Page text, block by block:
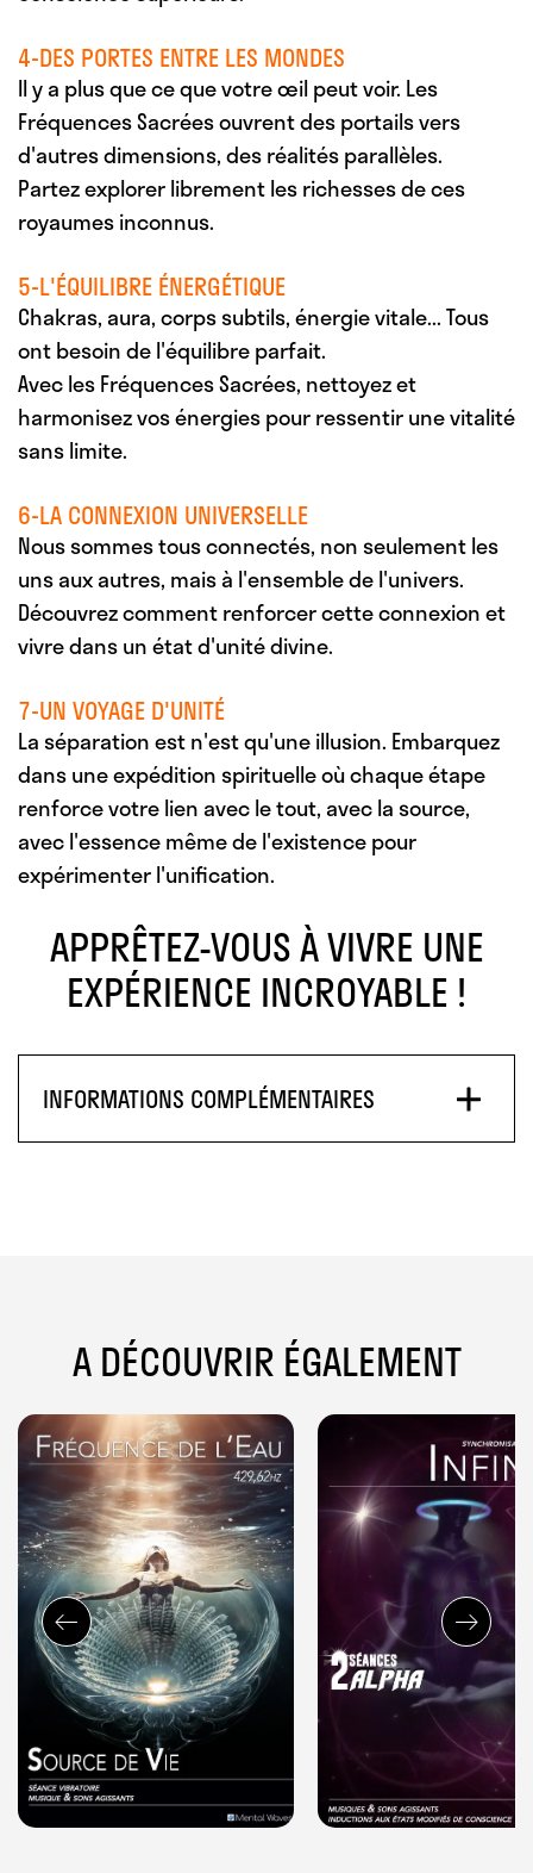
4-DES PORTES ENTRE LES MONDES
Il y a plus que ce que votre œil peut voir. Les
Fréquences Sacrées ouvrent des portails vers
d'autres dimensions, des réalités parallèles.
Partez explorer librement les richesses de ces
royaumes inconnus.
5-L'ÉQUILIBRE ÉNERGÉTIQUE
Chakras, aura, corps subtils, énergie vitale... Tous
ont besoin de l'équilibre parfait.
Avec les Fréquences Sacrées, nettoyez et
harmonisez vos énergies pour ressentir une vitalité
sans limite.
6-LA CONNEXION UNIVERSELLE
Nous sommes tous connectés, non seulement les
uns aux autres, mais à l'ensemble de l'univers.
Découvrez comment renforcer cette connexion et
vivre dans un état d'unité divine.
7-UN VOYAGE D'UNITÉ
La séparation est n'est qu'une illusion. Embarquez
dans une expédition spirituelle où chaque étape
renforce votre lien avec le tout, avec la source,
avec l'essence même de l'existence pour
expérimenter l'unification.
APPRÊTEZ-VOUS À VIVRE UNE
EXPÉRIENCE INCROYABLE !
INFORMATIONS COMPLÉMENTAIRES
A DÉCOUVRIR ÉGALEMENT